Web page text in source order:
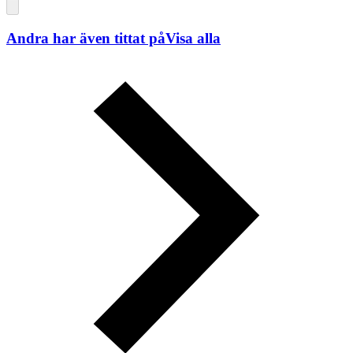
Andra har även tittat påVisa alla